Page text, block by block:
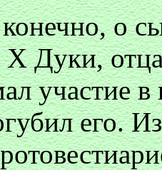
о
X Дуки,
участие
его.